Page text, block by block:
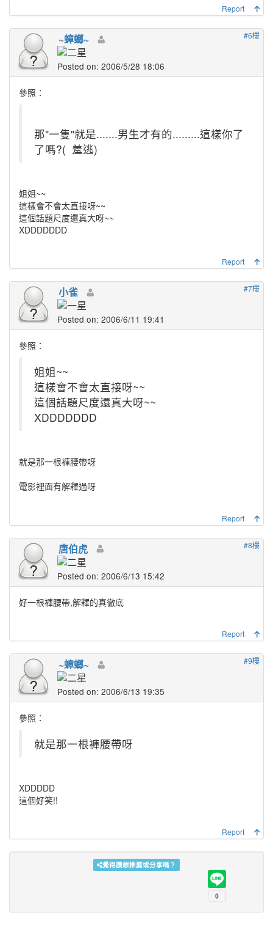
Report
#6樓
~蟑螂~
Posted on: 2006/5/28 18:06
參照：
那"一隻"就是.......男生才有的.........這樣你了
了嗎?( 羞逃)
姐姐~~
這樣會不會太直接呀~~
這個話題尺度還真大呀~~
XDDDDDDD
Report
#7樓
小雀
Posted on: 2006/6/11 19:41
參照：
姐姐~~
這樣會不會太直接呀~~
這個話題尺度還真大呀~~
XDDDDDDD
就是那一根褲腰帶呀
電影裡面有解釋過呀
Report
#8樓
唐伯虎
Posted on: 2006/6/13 15:42
好一根褲腰帶,解釋的真徹底
Report
#9樓
~蟑螂~
Posted on: 2006/6/13 19:35
參照：
就是那一根褲腰帶呀
XDDDDD
這個好笑!!
Report
覺得讚想推薦或分享嗎？